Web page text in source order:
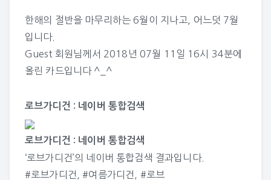
한해의 절반을 마무리하는 6월이 지나고, 어느덧 7월
입니다.
Guest 회원님께서 2018년 07월 11일 16시 34분에
올린 카드입니다 ^_^
로브가디건 : 네이버 통합검색
로브가디건 : 네이버 통합검색
‘로브가디건’의 네이버 통합검색 결과입니다.
#로브가디건
#여름가디건
#로브